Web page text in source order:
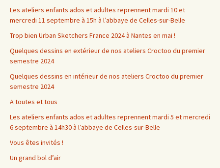
Les ateliers enfants ados et adultes reprennent mardi 10 et
mercredi 11 septembre à 15h à l’abbaye de Celles-sur-Belle
Trop bien Urban Sketchers France 2024 à Nantes en mai !
Quelques dessins en extérieur de nos ateliers Croctoo du premier
semestre 2024
Quelques dessins en intérieur de nos ateliers Croctoo du premier
semestre 2024
A toutes et tous
Les ateliers enfants ados et adultes reprennent mardi 5 et mercredi
6 septembre à 14h30 à l’abbaye de Celles-sur-Belle
Vous êtes invités !
Un grand bol d’air